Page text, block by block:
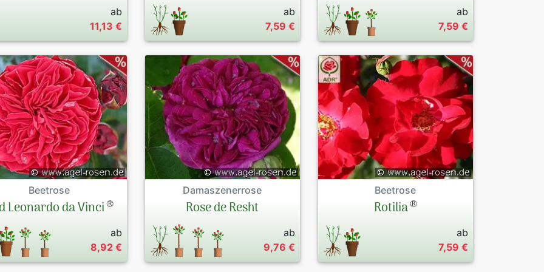
ab
11,13 €
ab
7,59 €
ab
7,59 €
Beetrose
Leonardo da Vinci®
ab
8,92 €
Damaszenerrose
Rose de Resht
ab
9,76 €
Beetrose
Rotilia®
ab
7,59 €